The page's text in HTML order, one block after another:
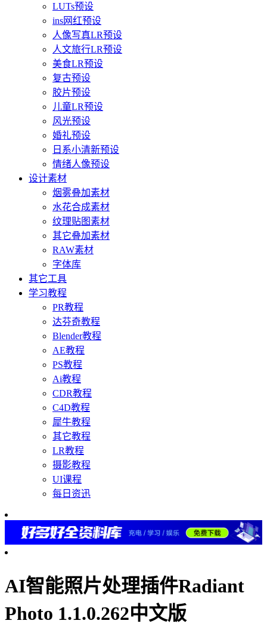
LUTs预设
ins网红预设
人像写真LR预设
人文旅行LR预设
美食LR预设
复古预设
胶片预设
儿童LR预设
风光预设
婚礼预设
日系小清新预设
情绪人像预设
设计素材
烟雾叠加素材
水花合成素材
纹理贴图素材
其它叠加素材
RAW素材
字体库
其它工具
学习教程
PR教程
达芬奇教程
Blender教程
AE教程
PS教程
Ai教程
CDR教程
C4D教程
犀牛教程
其它教程
LR教程
摄影教程
UI课程
每日资迅
AI智能照片处理插件Radiant
Photo 1.1.0.262中文版